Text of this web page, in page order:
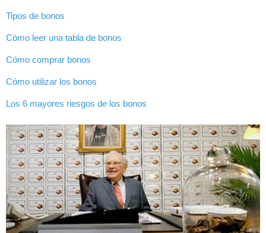
Tipos de bonos
Cómo leer una tabla de bonos
Cómo comprar bonos
Cómo utilizar los bonos
Los 6 mayores riesgos de los bonos